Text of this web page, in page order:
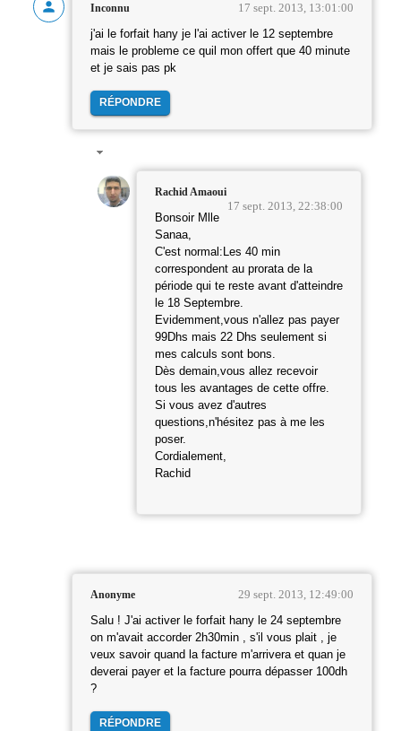
Inconnu 17 sept. 2013, 13:01:00
j'ai le forfait hany je l'ai activer le 12 septembre
mais le probleme ce quil mon offert que 40 minute
et je sais pas pk
RÉPONDRE
Rachid Amaoui
17 sept. 2013, 22:38:00
Bonsoir Mlle
Sanaa,
C'est normal:Les 40 min
correspondent au prorata de la
période qui te reste avant d'atteindre
le 18 Septembre.
Evidemment,vous n'allez pas payer
99Dhs mais 22 Dhs seulement si
mes calculs sont bons.
Dès demain,vous allez recevoir
tous les avantages de cette offre.
Si vous avez d'autres
questions,n'hésitez pas à me les
poser.
Cordialement,
Rachid
Anonyme 29 sept. 2013, 12:49:00
Salu ! J'ai activer le forfait hany le 24 septembre
on m'avait accorder 2h30min , s'il vous plait , je
veux savoir quand la facture m'arrivera et quan je
deverai payer et la facture pourra dépasser 100dh
?
RÉPONDRE